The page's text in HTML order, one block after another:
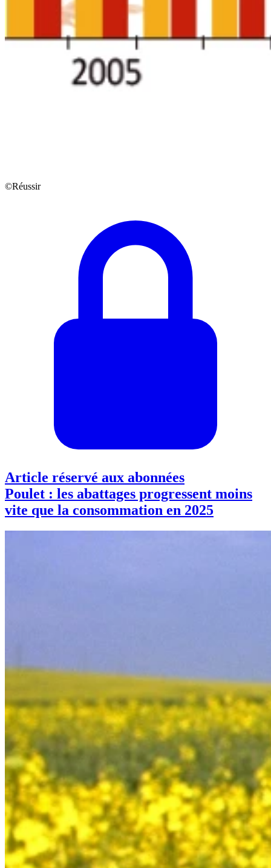
©Réussir
Article réservé aux abonnées
Poulet : les abattages progressent moins
vite que la consommation en 2025